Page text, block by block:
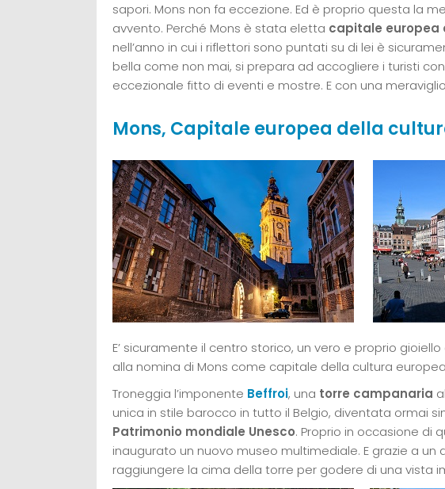
sapori. Mons non fa eccezione. Ed è proprio questa la
avvento. Perché Mons è stata eletta capitale europea
nell’anno in cui i riflettori sono puntati su di lei è
bella come non mai, si prepara ad accogliere i turisti
eccezionale fitto di eventi e mostre. E con una
Mons, Capitale europea della
E’ sicuramente il centro storico, un vero e proprio
alla nomina di Mons come capitale della cultura
Troneggia l’imponente Beffroi, una torre campanaria
unica in stile barocco in tutto il Belgio, diventata ormai
Patrimonio mondiale Unesco. Proprio in occasione di
inaugurato un nuovo museo multimediale. E grazie a un
raggiungere la cima della torre per godere di una vista